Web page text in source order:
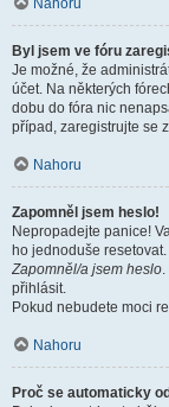
Nahoru
Byl jsem ve fóru
Je možné, že
účet. Na některých
dobu do fóra nic
případ, zaregistrujte se
Nahoru
Zapomněl jsem heslo!
Nepropadejte panice!
ho jednoduše
Zapomněl/a jsem heslo
přihlásit.
Pokud nebudete moci
Nahoru
Proč se automaticky